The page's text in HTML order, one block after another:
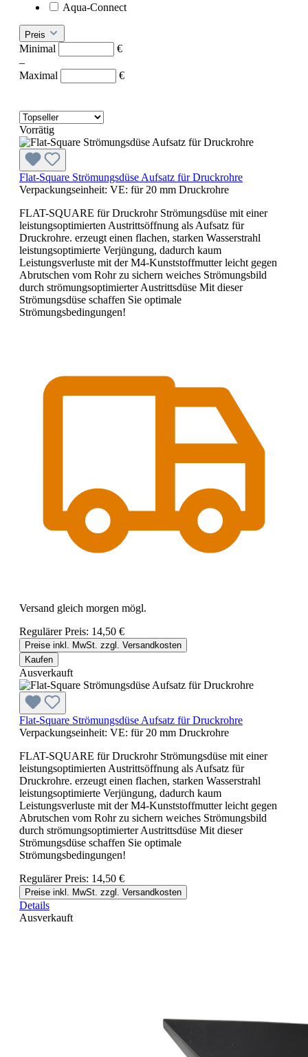
Aqua-Connect
Preis
Minimal
€
–
Maximal
€
Vorrätig
Flat-Square Strömungsdüse Aufsatz für Druckrohre
Verpackungseinheit: VE: für 20 mm Druckrohre
FLAT-SQUARE für Druckrohr Strömungsdüse mit einer
leistungsoptimierten Austrittsöffnung als Aufsatz für
Druckrohre. erzeugt einen flachen, starken Wasserstrahl
leistungsoptimierte Verjüngung, dadurch kaum
Leistungsverluste mit der M4-Kunststoffmutter leicht gegen
Abrutschen vom Rohr zu sichern weiches Strömungsbild
durch strömungsoptimierter Austrittsdüse Mit dieser
Strömungsdüse schaffen Sie optimale
Strömungsbedingungen!
Versand gleich morgen mögl.
Regulärer Preis: 14,50 €
Preise inkl. MwSt. zzgl. Versandkosten
Kaufen
Ausverkauft
Flat-Square Strömungsdüse Aufsatz für Druckrohre
Verpackungseinheit: VE: für 20 mm Druckrohre
FLAT-SQUARE für Druckrohr Strömungsdüse mit einer
leistungsoptimierten Austrittsöffnung als Aufsatz für
Druckrohre. erzeugt einen flachen, starken Wasserstrahl
leistungsoptimierte Verjüngung, dadurch kaum
Leistungsverluste mit der M4-Kunststoffmutter leicht gegen
Abrutschen vom Rohr zu sichern weiches Strömungsbild
durch strömungsoptimierter Austrittsdüse Mit dieser
Strömungsdüse schaffen Sie optimale
Strömungsbedingungen!
Regulärer Preis: 14,50 €
Preise inkl. MwSt. zzgl. Versandkosten
Details
Ausverkauft